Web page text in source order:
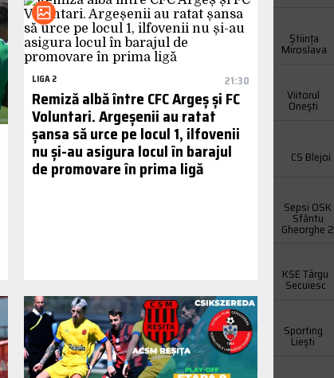
LIGA 2 21:30
Remiză albă între CFC Argeș și FC
Voluntari. Argeșenii au ratat
șansa să urce pe locul 1, ilfovenii
nu și-au asigura locul în barajul
de promovare în prima ligă
Știința
Miroslava
Viitorul
Onești
CS Blejoi
Sepsi OSK
Sfântu
Gheorghe 2
KSE Târgu
Secuiesc
Sporting
Liești